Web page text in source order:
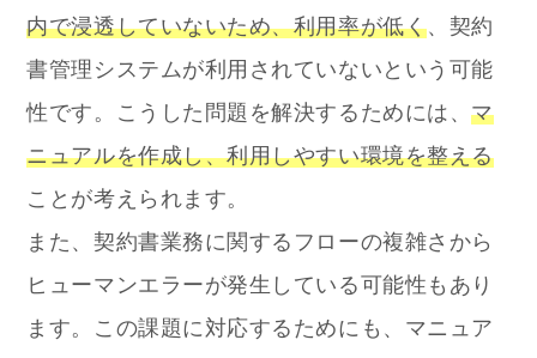
内で浸透していないため、利用率が低く、契約
書管理システムが利用されていないという可能
性です。こうした問題を解決するためには、マ
ニュアルを作成し、利用しやすい環境を整える
ことが考えられます。
また、契約書業務に関するフローの複雑さから
ヒューマンエラーが発生している可能性もあり
ます。この課題に対応するためにも、マニュア